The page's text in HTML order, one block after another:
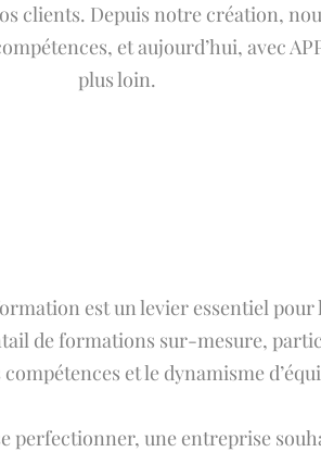
clients. Depuis notre création,
et aujourd’hui, avec
plus loin.
est un levier essentiel
de formations sur-mesure,
et le dynamisme
perfectionner, une entreprise